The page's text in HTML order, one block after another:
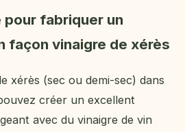
fabriquer un
façon vinaigre de xérès
xérès (sec ou demi-sec) dans
créer un excellent
avec du vinaigre de vin